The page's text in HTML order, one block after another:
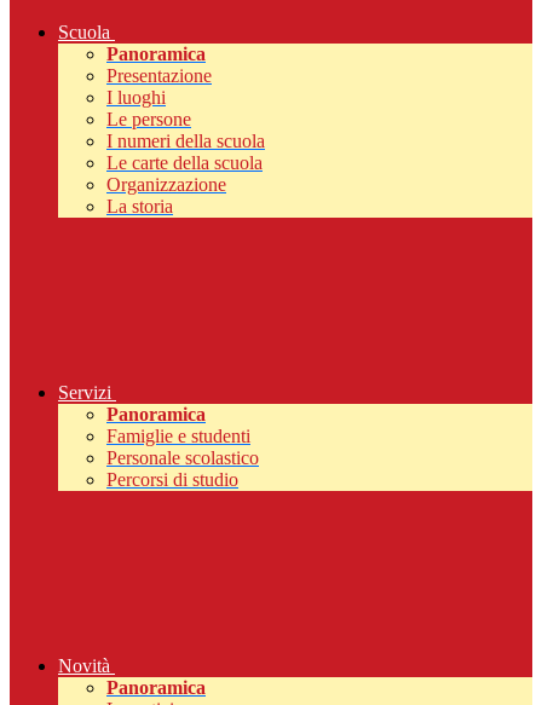
Scuola
Panoramica
Presentazione
I luoghi
Le persone
I numeri della scuola
Le carte della scuola
Organizzazione
La storia
Servizi
Panoramica
Famiglie e studenti
Personale scolastico
Percorsi di studio
Novità
Panoramica